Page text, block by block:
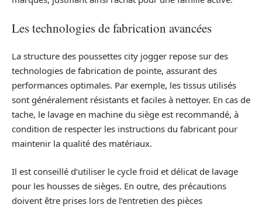
Les technologies de fabrication avancées
La structure des poussettes city jogger repose sur des
technologies de fabrication de pointe, assurant des
performances optimales. Par exemple, les tissus utilisés
sont généralement résistants et faciles à nettoyer. En cas de
tache, le lavage en machine du siège est recommandé, à
condition de respecter les instructions du fabricant pour
maintenir la qualité des matériaux.
Il est conseillé d’utiliser le cycle froid et délicat de lavage
pour les housses de sièges. En outre, des précautions
doivent être prises lors de l’entretien des pièces